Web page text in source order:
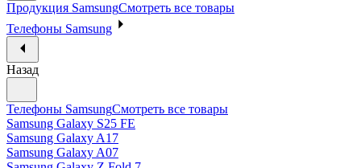
Продукция SamsungСмотреть все товары
Телефоны Samsung
Назад
Телефоны SamsungСмотреть все товары
Samsung Galaxy S25 FE
Samsung Galaxy A17
Samsung Galaxy A07